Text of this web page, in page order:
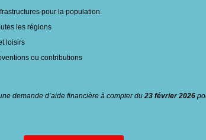
pour la population.
les régions
loisirs
ou contributions
demande d’aide financière à compter du 23 février 2026